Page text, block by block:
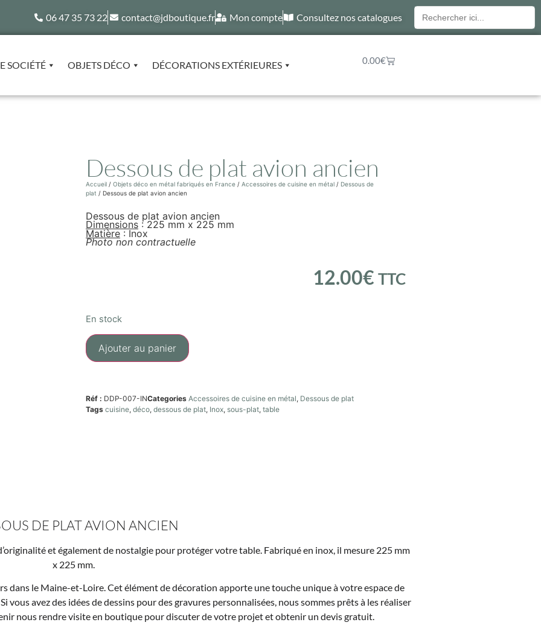
06 47 35 73 22 contact@jdboutique.fr Mon compte Consultez nos catalogues
Recherche
pour :
SOCIÉTÉ OBJETS DÉCO DÉCORATIONS EXTÉRIEURES 0.00€
Dessous de plat avion ancien
Accueil / Objets déco en métal fabriqués en France / Accessoires de cuisine en métal / Dessous de
plat / Dessous de plat avion ancien
Dessous de plat avion ancien
Dimensions : 225 mm x 225 mm
Matière: Inox
Photo non contractuelle
12.00€ TTC
En stock
Ajouter au panier
Réf : DDP-007-INCategories Accessoires de cuisine en métal, Dessous de plat
Tags cuisine, déco, dessous de plat, Inox, sous-plat, table
DE PLAT AVION ANCIEN
et également de nostalgie pour protéger votre table. Fabriqué en inox, il mesure 225 mm
x 225 mm.
dans le Maine-et-Loire. Cet élément de décoration apporte une touche unique à votre espace de
vous avez des idées de dessins pour des gravures personnalisées, nous sommes prêts à les réaliser
nous rendre visite en boutique pour discuter de votre projet et obtenir un devis gratuit.